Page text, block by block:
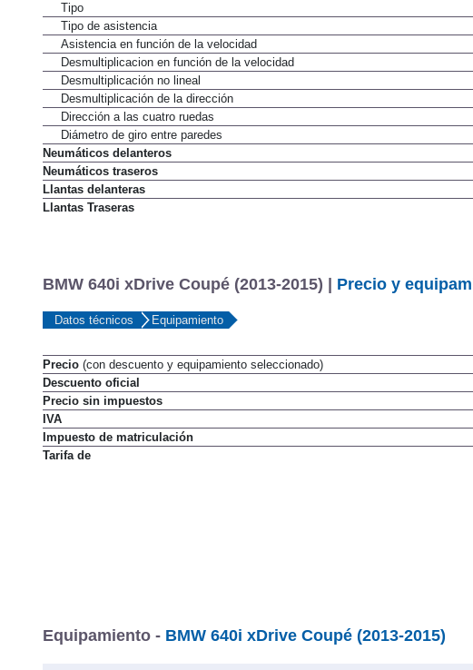
Tipo
Tipo de asistencia
Asistencia en función de la velocidad
Desmultiplicacion en función de la velocidad
Desmultiplicación no lineal
Desmultiplicación de la dirección
Dirección a las cuatro ruedas
Diámetro de giro entre paredes
Neumáticos delanteros
Neumáticos traseros
Llantas delanteras
Llantas Traseras
BMW 640i xDrive Coupé (2013-2015) | Precio y
Datos técnicos Equipamiento
Precio (con descuento y equipamiento seleccionado)
Descuento oficial
Precio sin impuestos
IVA
Impuesto de matriculación
Tarifa de
Equipamiento - BMW 640i xDrive Coupé (2013-2015)